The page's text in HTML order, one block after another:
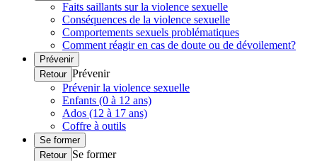
Faits saillants sur la violence sexuelle
Conséquences de la violence sexuelle
Comportements sexuels problématiques
Comment réagir en cas de doute ou de dévoilement?
Prévenir
Retour Prévenir
Prévenir la violence sexuelle
Enfants (0 à 12 ans)
Ados (12 à 17 ans)
Coffre à outils
Se former
Retour Se former